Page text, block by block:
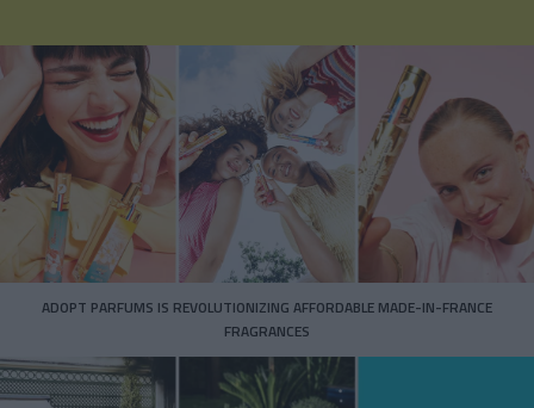
ADOPT PARFUMS IS REVOLUTIONIZING AFFORDABLE MADE-IN-FRANCE
FRAGRANCES